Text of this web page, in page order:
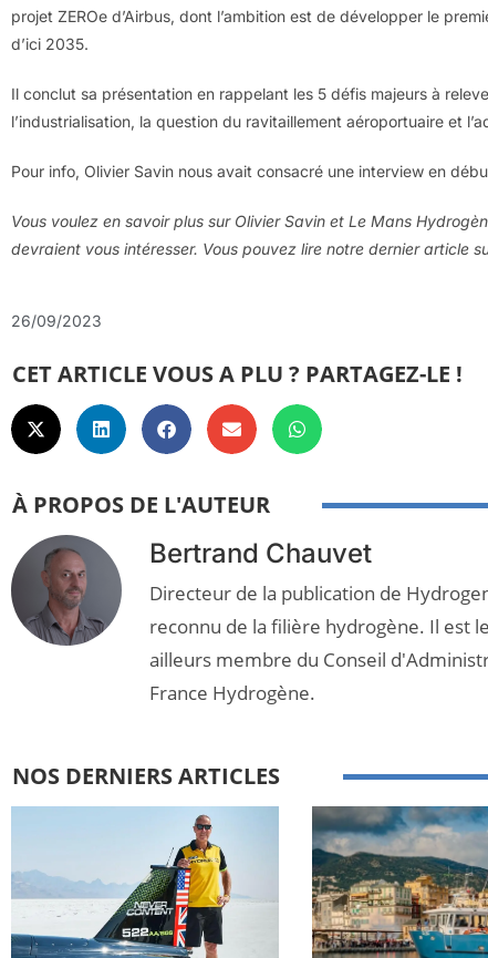
projet ZEROe d’Airbus, dont l’ambition est de développer le
d’ici 2035.
Il conclut sa présentation en rappelant les 5 défis majeurs à
l’industrialisation, la question du ravitaillement aéroportuaire et
Pour info, Olivier Savin nous avait consacré une interview en
Vous voulez en savoir plus sur Olivier Savin et Le Mans
devraient vous intéresser. Vous pouvez lire notre dernier article
26/09/2023
CET ARTICLE VOUS A PLU ? PARTAGEZ-LE !
À PROPOS DE L'AUTEUR
Bertrand Chauvet
Directeur de la publication de
reconnu de la filière hydrogène. Il est
ailleurs membre du Conseil
France Hydrogène.
NOS DERNIERS ARTICLES